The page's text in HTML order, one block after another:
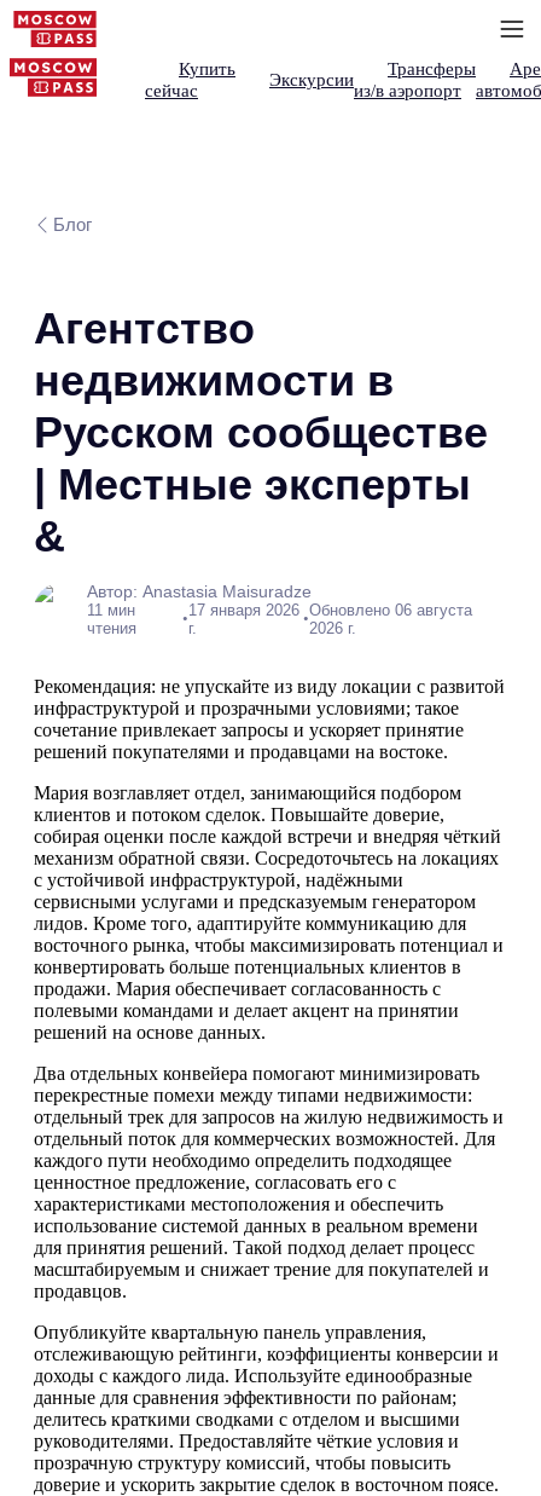
Купить
сейчас
Экскурсии
Трансферы
из/в аэропорт
Блог
Агентство
недвижимости в
Русском сообществе
| Местные эксперты
&
Автор: Anastasia Maisuradze
11 мин
чтения
•17 января 2026
г.
•Обновлено 06 августа
2026 г.
Рекомендация: не упускайте из виду локации с развитой
инфраструктурой и прозрачными условиями; такое
сочетание привлекает запросы и ускоряет принятие
решений покупателями и продавцами на востоке.
Мария возглавляет отдел, занимающийся подбором
клиентов и потоком сделок. Повышайте доверие,
собирая оценки после каждой встречи и внедряя чёткий
механизм обратной связи. Сосредоточьтесь на локациях
с устойчивой инфраструктурой, надёжными
сервисными услугами и предсказуемым генератором
лидов. Кроме того, адаптируйте коммуникацию для
восточного рынка, чтобы максимизировать потенциал и
конвертировать больше потенциальных клиентов в
продажи. Мария обеспечивает согласованность с
полевыми командами и делает акцент на принятии
решений на основе данных.
Два отдельных конвейера помогают минимизировать
перекрестные помехи между типами недвижимости:
отдельный трек для запросов на жилую недвижимость и
отдельный поток для коммерческих возможностей. Для
каждого пути необходимо определить подходящее
ценностное предложение, согласовать его с
характеристиками местоположения и обеспечить
использование системой данных в реальном времени
для принятия решений. Такой подход делает процесс
масштабируемым и снижает трение для покупателей и
продавцов.
Опубликуйте квартальную панель управления,
отслеживающую рейтинги, коэффициенты конверсии и
доходы с каждого лида. Используйте единообразные
данные для сравнения эффективности по районам;
делитесь краткими сводками с отделом и высшими
руководителями. Предоставляйте чёткие условия и
прозрачную структуру комиссий, чтобы повысить
доверие и ускорить закрытие сделок в восточном поясе.